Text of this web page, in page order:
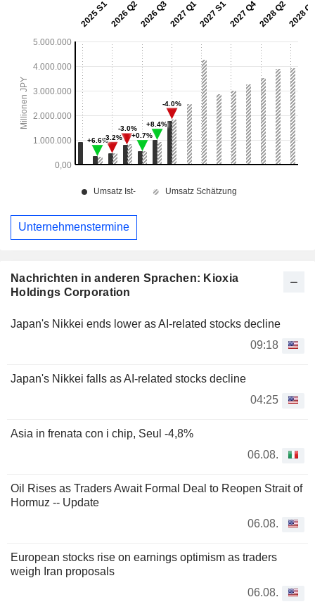
Nachrichten in anderen Sprachen: Kioxia
Holdings Corporation
Japan's Nikkei ends lower as AI-related stocks decline
09:18
Japan's Nikkei falls as AI-related stocks decline
04:25
Asia in frenata con i chip, Seul -4,8%
06.08.
Oil Rises as Traders Await Formal Deal to Reopen Strait of
Hormuz -- Update
06.08.
European stocks rise on earnings optimism as traders
weigh Iran proposals
06.08.
Unternehmenstermine